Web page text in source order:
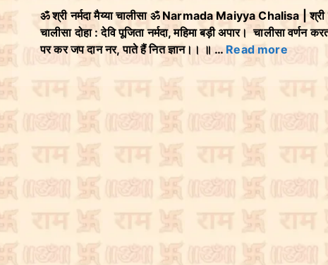
ॐ श्री नर्मदा मैय्या चालीसा ॐ Narmada Maiyya Chalisa | श्री
चालीसा दोहा : देवि पूजिता नर्मदा, महिमा बड़ी अपार। चालीसा
पर कर जप दान नर, पाते हैं नित ज्ञान।। ॥ … Read more